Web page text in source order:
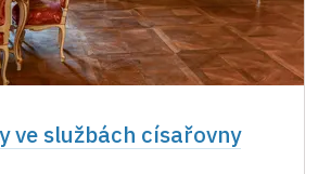
ve službách císařovny